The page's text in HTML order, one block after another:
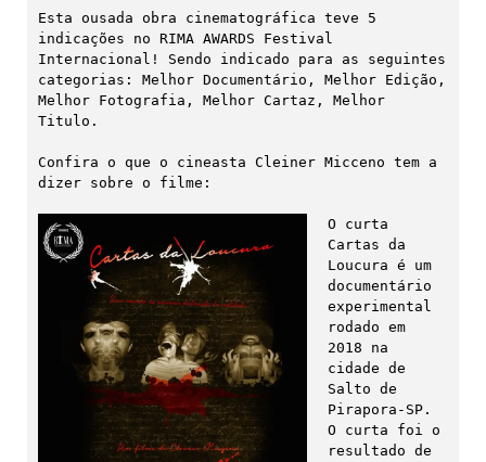
Esta ousada obra cinematográfica teve 5
indicações no RIMA AWARDS Festival
Internacional! Sendo indicado para as seguintes
categorias: Melhor Documentário, Melhor Edição,
Melhor Fotografia, Melhor Cartaz, Melhor
Titulo.
Confira o que o cineasta Cleiner Micceno tem a
dizer sobre o filme:
O curta
Cartas da
Loucura é um
documentário
experimental
rodado em
2018 na
cidade de
Salto de
Pirapora-SP.
O curta foi o
resultado de